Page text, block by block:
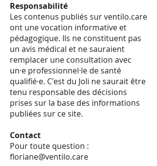
Responsabilité
Les contenus publiés sur ventilo.care
ont une vocation informative et
pédagogique. Ils ne constituent pas
un avis médical et ne sauraient
remplacer une consultation avec
un·e professionnel·le de santé
qualifié·e. C'est du Joli ne saurait être
tenu responsable des décisions
prises sur la base des informations
publiées sur ce site.
Contact
Pour toute question :
floriane@ventilo.care